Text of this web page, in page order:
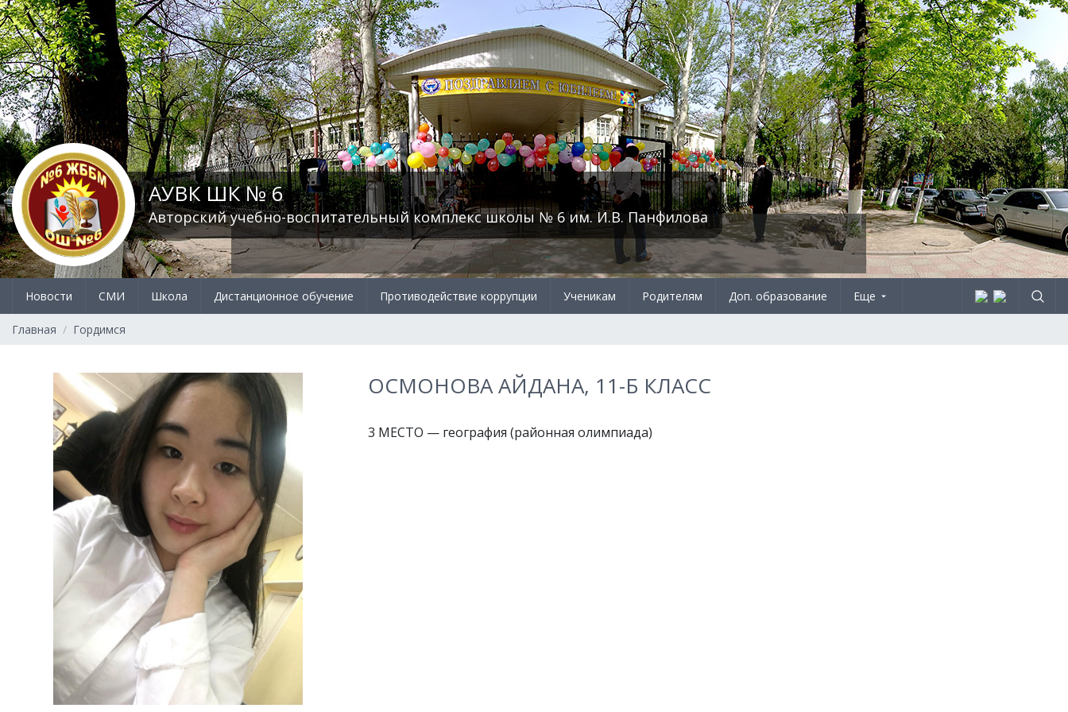
АУВК ШК № 6
Авторский учебно-воспитательный комплекс школы № 6 им. И.В. Панфилова
Новости СМИ Школа Дистанционное обучение Противодействие коррупции Ученикам Родителям Доп. образование Еще
Главная Гордимся
ОСМОНОВА АЙДАНА, 11-Б КЛАСС
3 МЕСТО — география (районная олимпиада)